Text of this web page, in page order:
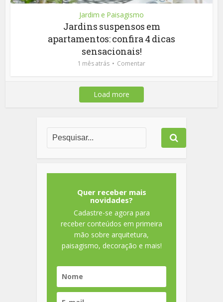
Jardim e Paisagismo
Jardins suspensos em
apartamentos: confira 4 dicas
sensacionais!
1 mês atrás Comentar
Load more
Quer receber mais
novidades?
Cadastre-se agora para
receber conteúdos em primeira
mão sobre arquitetura,
paisagismo, decoração e mais!